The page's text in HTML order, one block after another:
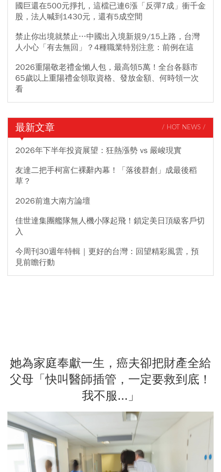
國巨還在500元掙扎，這檔已連6漲「反彈7成」衝千金
股，法人喊到1430元，還有5成空間
禁止你出境就禁止…中國出入境新規9/15上路，台灣
人小心「有去無回」？4種職業特別注意：前例在這
2026重陽敬老禮金懶人包，最高領5萬！全台各縣市
65歲以上重陽禮金領取資格、發放金額、何時領一次
看
最新文章 / HOT NEWS /
2026年下半年投資展望：狂熱漲勢 vs 嚴峻現實
友達二把手柯富仁裸辭內幕！「落後群創」成最後稻
草？
2026前進大南方論壇
佳世達集團艦隊無人機小隊起飛！鎖定美日頂級客戶切
入
今周刊30週年特輯｜更好的台灣：回望精彩風雲，預
見前瞻行動
她為家庭奉獻一生，癌夫卻把財產全給
父母「快叫醫師插管，一定要救到底！
我不服...」